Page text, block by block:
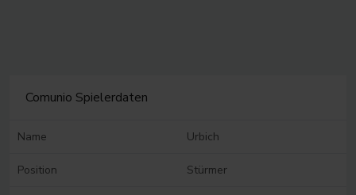
Comunio Spielerdaten
Name Urbich
Position Stürmer